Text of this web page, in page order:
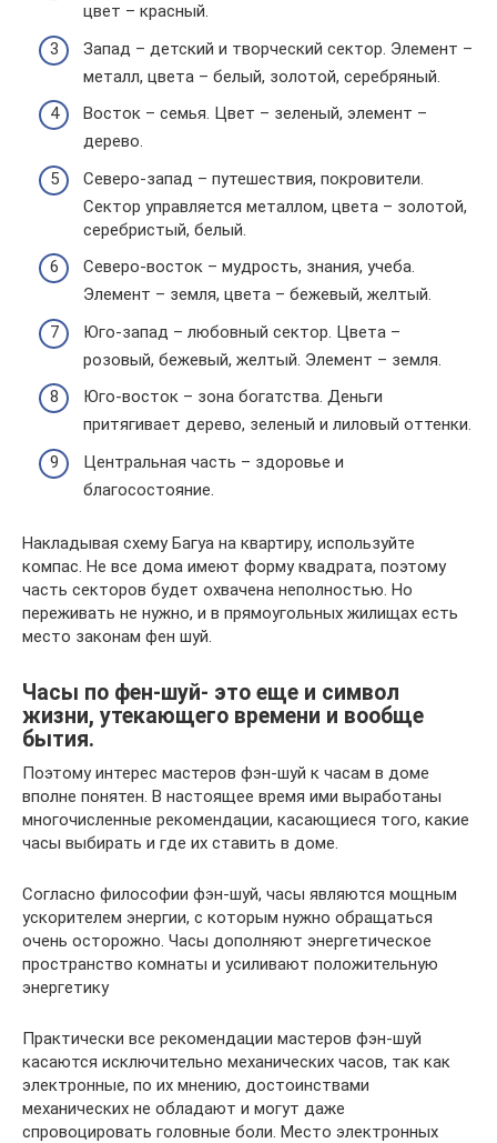
цвет – красный.
Запад – детский и творческий сектор. Элемент –
металл, цвета – белый, золотой, серебряный.
Восток – семья. Цвет – зеленый, элемент –
дерево.
Северо-запад – путешествия, покровители.
Сектор управляется металлом, цвета – золотой,
серебристый, белый.
Северо-восток – мудрость, знания, учеба.
Элемент – земля, цвета – бежевый, желтый.
Юго-запад – любовный сектор. Цвета –
розовый, бежевый, желтый. Элемент – земля.
Юго-восток – зона богатства. Деньги
притягивает дерево, зеленый и лиловый оттенки.
Центральная часть – здоровье и
благосостояние.
Накладывая схему Багуа на квартиру, используйте
компас. Не все дома имеют форму квадрата, поэтому
часть секторов будет охвачена неполностью. Но
переживать не нужно, и в прямоугольных жилищах есть
место законам фен шуй.
Часы по фен-шуй- это еще и символ
жизни, утекающего времени и вообще
бытия.
Поэтому интерес мастеров фэн-шуй к часам в доме
вполне понятен. В настоящее время ими выработаны
многочисленные рекомендации, касающиеся того, какие
часы выбирать и где их ставить в доме.
Согласно философии фэн-шуй, часы являются мощным
ускорителем энергии, с которым нужно обращаться
очень осторожно. Часы дополняют энергетическое
пространство комнаты и усиливают положительную
энергетику
Практически все рекомендации мастеров фэн-шуй
касаются исключительно механических часов, так как
электронные, по их мнению, достоинствами
механических не обладают и могут даже
спровоцировать головные боли. Место электронных